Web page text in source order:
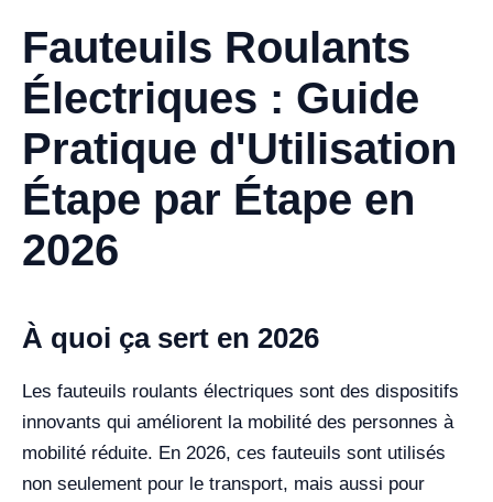
Fauteuils Roulants
Électriques : Guide
Pratique d'Utilisation
Étape par Étape en
2026
À quoi ça sert en 2026
Les fauteuils roulants électriques sont des dispositifs
innovants qui améliorent la mobilité des personnes à
mobilité réduite. En 2026, ces fauteuils sont utilisés
non seulement pour le transport, mais aussi pour